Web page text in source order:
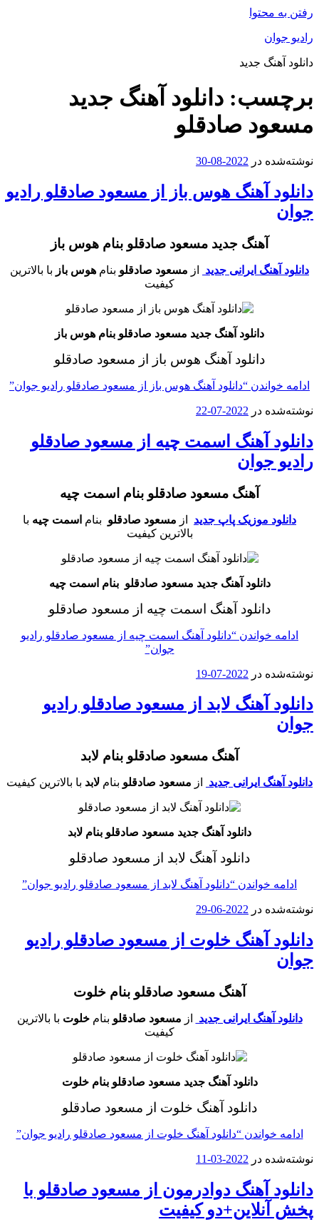
جدید
دانلود آهنگ جدید
صادقلو
در 2022-08-30
آهنگ هوس باز از مسعود صادقلو رادیو
آهنگ جدید مسعود صادقلو بنام هوس باز
ایرانی جدید ازمسعود صادقلوبنامهوس بازبا بالاترین
دانلود آهنگ جدید مسعود صادقلو بنام هوس باز
دانلود آهنگ هوس بازاز مسعود صادقلو
“دانلود آهنگ هوس باز از مسعود صادقلو رادیو جوان”
در 2022-07-22
آهنگ اسمت چیه از مسعود صادقلو
جوان
آهنگ مسعود صادقلو بنام اسمت چیه
موزیک پاپ جدید ازمسعود صادقلو بناماسمت چیهبا
بالاترین کیفیت
دانلود آهنگ جدید مسعود صادقلو بنام اسمت چیه
دانلود آهنگ اسمت چیه از مسعود صادقلو
خواندن“دانلود آهنگ اسمت چیه از مسعود صادقلو رادیو
در 2022-07-19
آهنگ لابد از مسعود صادقلو رادیو
آهنگ مسعود صادقلو بنام لابد
ایرانی جدید ازمسعود صادقلو بناملابدبا بالاترین کیفیت
دانلود آهنگ جدید مسعود صادقلو بنام لابد
دانلود آهنگ لابد از مسعود صادقلو
خواندن“دانلود آهنگ لابد از مسعود صادقلو رادیو جوان”
در 2022-06-29
آهنگ خلوت از مسعود صادقلو رادیو
آهنگ مسعود صادقلو بنام خلوت
آهنگ ایرانی جدید ازمسعود صادقلوبنامخلوتبا بالاترین
دانلود آهنگ جدید مسعود صادقلو بنام خلوت
دانلود آهنگ خلوت از مسعود صادقلو
“دانلود آهنگ خلوت از مسعود صادقلو رادیو جوان”
در 2022-03-11
آهنگ دوادرمون از مسعود صادقلو با
کیفیت